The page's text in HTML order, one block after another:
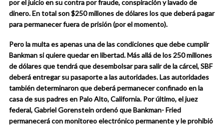
por el juicio en su contra por fraude, conspiración y lavado de
dinero. En total son $250 millones de dólares los que deberá pagar
para permanecer fuera de prisión (por el momento).
Pero la multa es apenas una de las condiciones que debe cumplir
Bankman si quiere quedar en libertad. Más allá de los 250 millones
de dólares que tendrá que desembolsar para salir de la cárcel, SBF
deberá entregar su pasaporte a las autoridades. Las autoridades
también determinaron que deberá permanecer confinado en la
casa de sus padres en Palo Alto, California. Por último, el juez
federal, Gabriel Gorenstein ordenó que Bankman- Fried
permanecerá con monitoreo electrónico permanente y le prohibió